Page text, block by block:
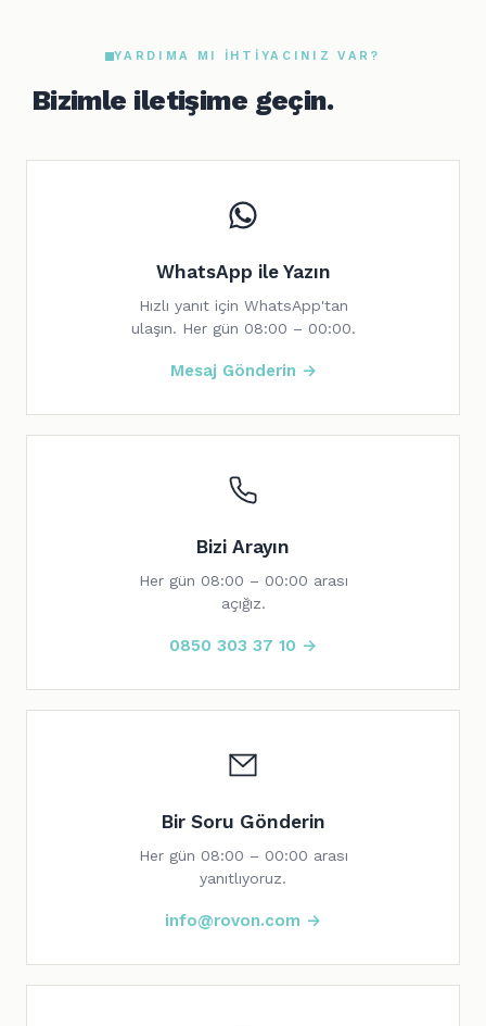
YARDIMA MI IHTIYACINIZ VAR?
Bizimle iletişime geçin.
WhatsApp ile Yazın
Hızlı yanıt için WhatsApp'tan
ulaşın. Her gün 08:00 – 00:00.
Mesaj Gönderin →
Bizi Arayın
Her gün 08:00 – 00:00 arası
açığız.
0850 303 37 10 →
Bir Soru Gönderin
Her gün 08:00 – 00:00 arası
yanıtlıyoruz.
info@rovon.com →